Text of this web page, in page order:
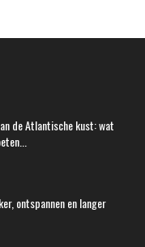
de Atlantische kust: wat
ontspannen en langer